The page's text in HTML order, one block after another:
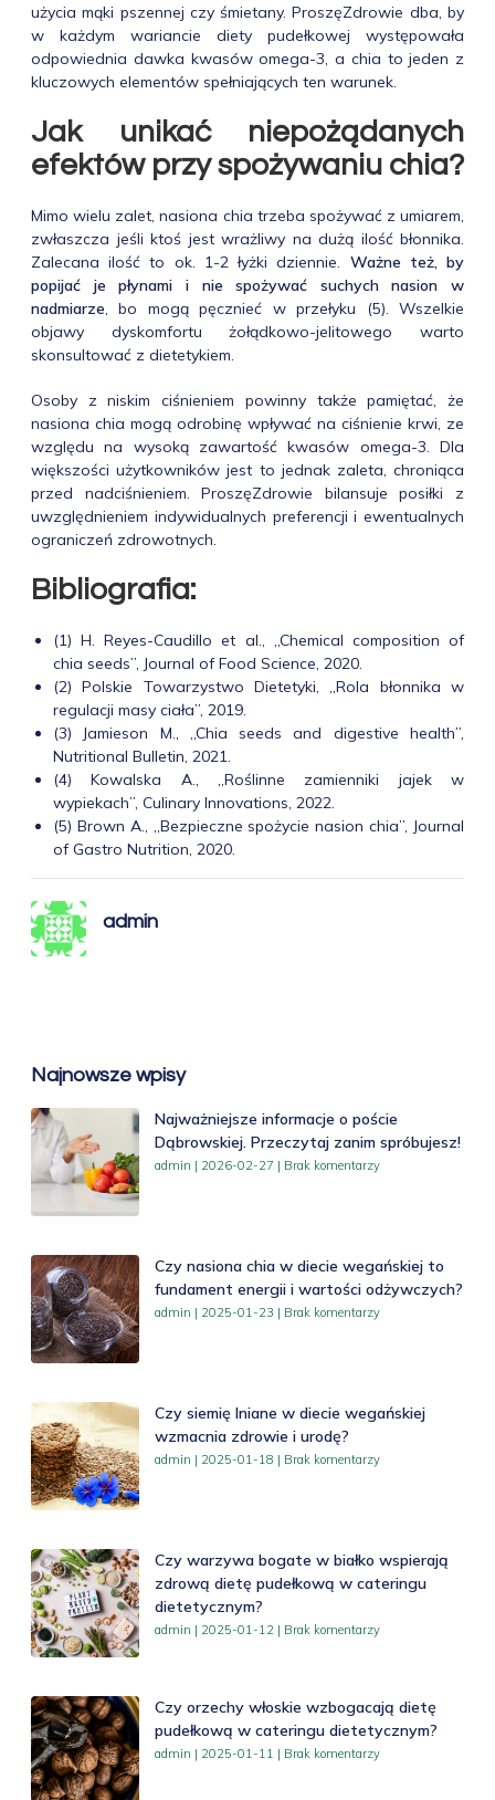
użycia mąki pszennej czy śmietany. ProszęZdrowie dba, by
w każdym wariancie diety pudełkowej występowała
odpowiednia dawka kwasów omega-3, a chia to jeden z
kluczowych elementów spełniających ten warunek.
Jak unikać niepożądanych
efektów przy spożywaniu chia?
Mimo wielu zalet, nasiona chia trzeba spożywać z umiarem,
zwłaszcza jeśli ktoś jest wrażliwy na dużą ilość błonnika.
Zalecana ilość to ok. 1-2 łyżki dziennie. Ważne też, by
popijać je płynami i nie spożywać suchych nasion w
nadmiarze, bo mogą pęcznieć w przełyku (5). Wszelkie
objawy dyskomfortu żołądkowo-jelitowego warto
skonsultować z dietetykiem.
Osoby z niskim ciśnieniem powinny także pamiętać, że
nasiona chia mogą odrobinę wpływać na ciśnienie krwi, ze
względu na wysoką zawartość kwasów omega-3. Dla
większości użytkowników jest to jednak zaleta, chroniąca
przed nadciśnieniem. ProszęZdrowie bilansuje posiłki z
uwzględnieniem indywidualnych preferencji i ewentualnych
ograniczeń zdrowotnych.
Bibliografia:
(1) H. Reyes-Caudillo et al., „Chemical composition of
chia seeds”, Journal of Food Science, 2020.
(2) Polskie Towarzystwo Dietetyki, „Rola błonnika w
regulacji masy ciała”, 2019.
(3) Jamieson M., „Chia seeds and digestive health”,
Nutritional Bulletin, 2021.
(4) Kowalska A., „Roślinne zamienniki jajek w
wypiekach”, Culinary Innovations, 2022.
(5) Brown A., „Bezpieczne spożycie nasion chia”, Journal
of Gastro Nutrition, 2020.
admin
Najnowsze wpisy
Najważniejsze informacje o poście
Dąbrowskiej. Przeczytaj zanim spróbujesz!
admin 2026-02-27 Brak komentarzy
Czy nasiona chia w diecie wegańskiej to
fundament energii i wartości odżywczych?
admin 2025-01-23 Brak komentarzy
Czy siemię lniane w diecie wegańskiej
wzmacnia zdrowie i urodę?
admin 2025-01-18 Brak komentarzy
Czy warzywa bogate w białko wspierają
zdrową dietę pudełkową w cateringu
dietetycznym?
admin 2025-01-12 Brak komentarzy
Czy orzechy włoskie wzbogacają dietę
pudełkową w cateringu dietetycznym?
admin 2025-01-11 Brak komentarzy